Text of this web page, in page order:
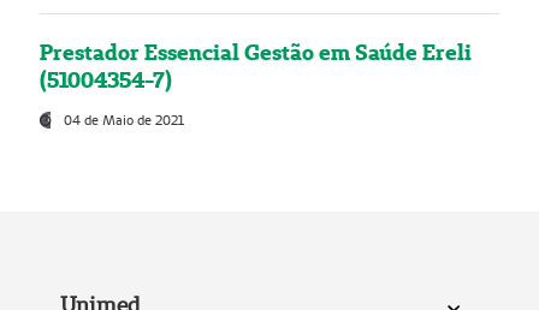
Prestador Essencial Gestão em Saúde Ereli
(51004354-7)
04 de Maio de 2021
Unimed